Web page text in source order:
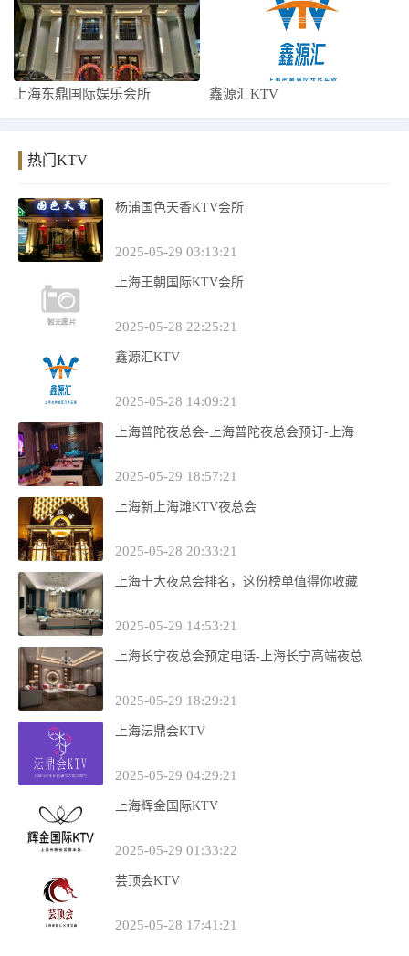
上海东鼎国际娱乐会所 鑫源汇KTV
热门KTV
杨浦国色天香KTV会所
2025-05-29 03:13:21
上海王朝国际KTV会所
2025-05-28 22:25:21
鑫源汇KTV
2025-05-28 14:09:21
上海普陀夜总会-上海普陀夜总会预订-上海
2025-05-29 18:57:21
上海新上海滩KTV夜总会
2025-05-28 20:33:21
上海十大夜总会排名，这份榜单值得你收藏
2025-05-29 14:53:21
上海长宁夜总会预定电话-上海长宁高端夜总
2025-05-29 18:29:21
上海沄鼎会KTV
2025-05-29 04:29:21
上海辉金国际KTV
2025-05-29 01:33:22
芸顶会KTV
2025-05-28 17:41:21